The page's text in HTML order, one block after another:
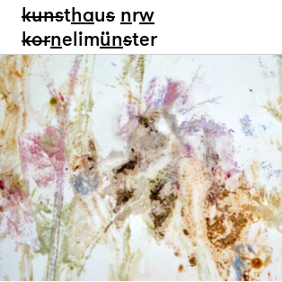
kunsthaus nrw
kornelimünster